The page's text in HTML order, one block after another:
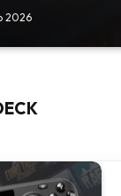
2026